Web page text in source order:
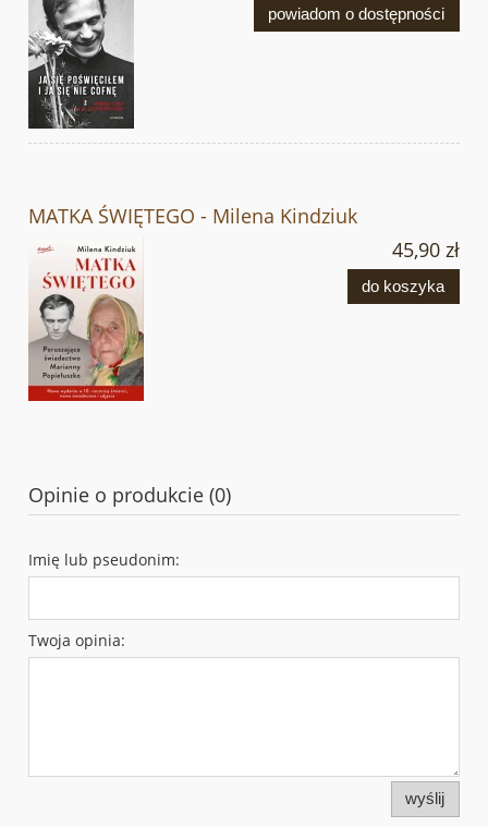
powiadom o dostępności
MATKA ŚWIĘTEGO - Milena Kindziuk
45,90 zł
do koszyka
Opinie o produkcie (0)
Imię lub pseudonim:
Twoja opinia:
wyślij